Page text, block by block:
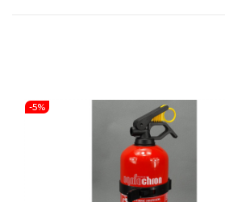
-5%